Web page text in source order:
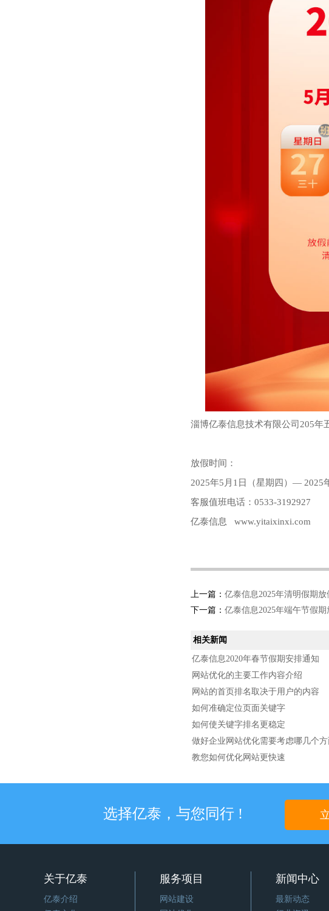
淄博亿泰信息技术有限公司205年
放假时间：
2025年5月1日（星期四）— 2025
客服值班电话：0533-3192927
亿泰信息 www.yitaixinxi.com
上一篇： 亿泰信息2025年清明假期放
下一篇： 亿泰信息2025年端午节假期
相关新闻
亿泰信息2020年春节假期安排通知
网站优化的主要工作内容介绍
网站的首页排名取决于用户的内容
如何准确定位页面关键字
如何使关键字排名更稳定
做好企业网站优化需要考虑哪几个
教您如何优化网站更快速
选择亿泰，与您同行 !
关于亿泰
亿泰介绍
服务项目
网站建设
新闻中心
最新动态